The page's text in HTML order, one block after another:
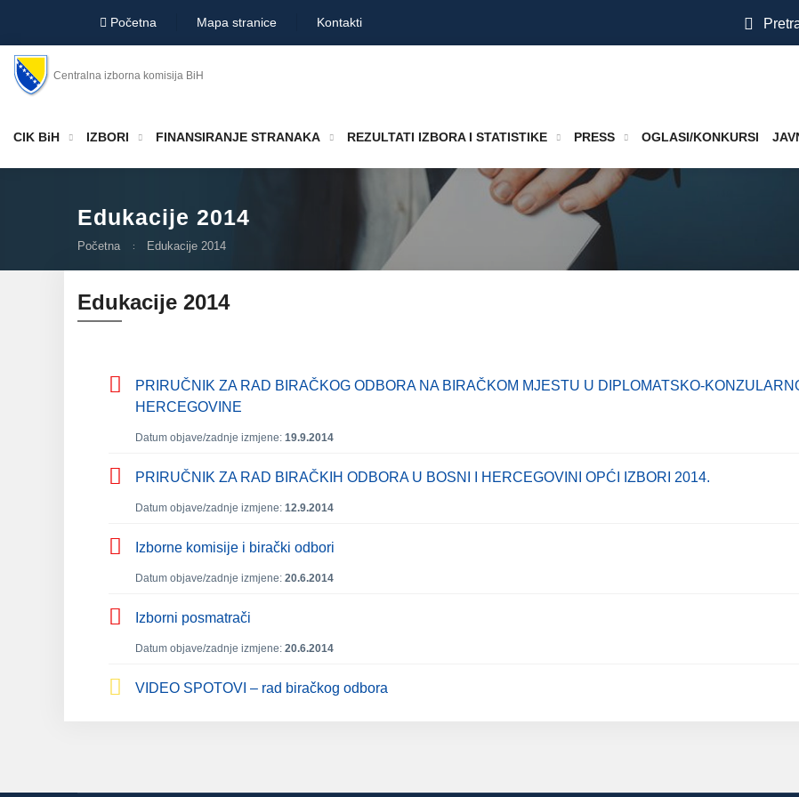
Početna Mapa stranice Kontakti
Centralna izborna komisija BiH
CIK BiH IZBORI FINANSIRANJE STRANAKA REZULTATI IZBORA I STATISTIKE PRESS OGLASI/KONKURSI
Edukacije 2014
Početna Edukacije 2014
Edukacije 2014
PRIRUČNIK ZA RAD BIRAČKOG ODBORA NA BIRAČKOM MJESTU U DIPLOMATSKO-
HERCEGOVINE
Datum objave/zadnje izmjene: 19.9.2014
PRIRUČNIK ZA RAD BIRAČKIH ODBORA U BOSNI I HERCEGOVINI OPĆI IZBORI 2014.
Datum objave/zadnje izmjene: 12.9.2014
Izborne komisije i birački odbori
Datum objave/zadnje izmjene: 20.6.2014
Izborni posmatrači
Datum objave/zadnje izmjene: 20.6.2014
VIDEO SPOTOVI – rad biračkog odbora